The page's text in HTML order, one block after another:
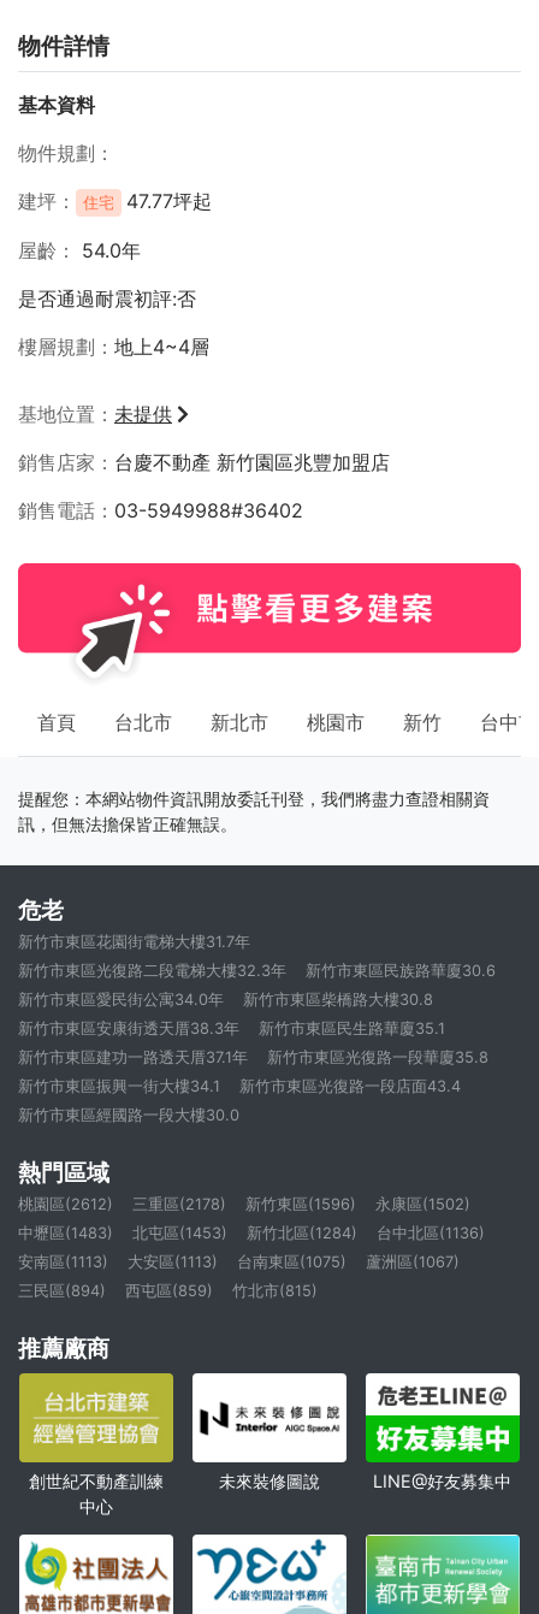
物件詳情
基本資料
物件規劃
建坪
住宅 47.77坪起
屋齡
54.0年
是否通過耐震初評:否
樓層規劃
地上4~4層
基地位置
未提供
銷售店家
台慶不動產 新竹園區兆豐加盟店
銷售電話
03-5949988#36402
首頁 台北市 新北市 桃園市 新竹 台中市
提醒您：本網站物件資訊開放委託刊登，我們將盡力查證相關資
訊，但無法擔保皆正確無誤。
危老
新竹市東區花園街電梯大樓31.7年
新竹市東區光復路二段電梯大樓32.3年
新竹市東區民族路華廈30.6
新竹市東區愛民街公寓34.0年
新竹市東區柴橋路大樓30.8
新竹市東區安康街透天厝38.3年
新竹市東區民生路華廈35.1
新竹市東區建功一路透天厝37.1年
新竹市東區光復路一段華廈35.8
新竹市東區振興一街大樓34.1
新竹市東區光復路一段店面43.4
新竹市東區經國路一段大樓30.0
熱門區域
桃園區(2612) 三重區(2178) 新竹東區(1596)
永康區(1502)
中壢區(1483)
北屯區(1453) 新竹北區(1284)
台中北區(1136)
安南區(1113)
大安區(1113) 台南東區(1075)
蘆洲區(1067)
三民區(894)
西屯區(859) 竹北市(815)
推薦廠商
創世紀不動產訓練
中心
未來裝修圖說 LINE@好友募集中